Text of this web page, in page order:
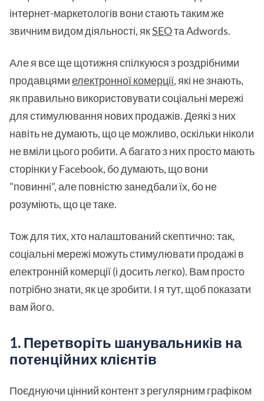
інтернет-маркетологів вони стають таким же
звичним видом діяльності, якSEOта Adwords.
Але я все ще щотижня спілкуюся з роздрібними
продавцямиелектронної комерції, які не знають,
як правильно використовувати соціальні мережі
для стимулювання нових продажів. Деякі з них
навіть не думають, що це можливо, оскільки ніколи
не вміли цього робити. А багато з них просто мають
сторінки у Facebook, бо думають, що вони
"повинні", але повністю занедбали їх, бо не
розуміють, що це таке.
Тож для тих, хто налаштований скептично: так,
соціальні мережі можуть стимулювати продажі в
електронній комерції (і досить легко). Вам просто
потрібно знати, як це зробити. І я тут, щоб показати
вам його.
1. Перетворіть шанувальників на
потенційних клієнтів
Поєднуючи цінний контент з регулярним графіком